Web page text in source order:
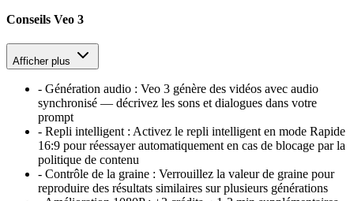
Conseils Veo 3
Afficher plus
- Génération audio : Veo 3 génère des vidéos avec audio
synchronisé — décrivez les sons et dialogues dans votre
prompt
- Repli intelligent : Activez le repli intelligent en mode Rapide
16:9 pour réessayer automatiquement en cas de blocage par la
politique de contenu
- Contrôle de la graine : Verrouillez la valeur de graine pour
reproduire des résultats similaires sur plusieurs générations